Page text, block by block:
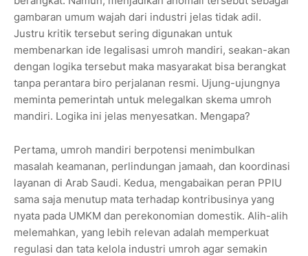
gambaran umum wajah dari industri jelas tidak adil.
Justru kritik tersebut sering digunakan untuk
membenarkan ide legalisasi umroh mandiri, seakan-akan
dengan logika tersebut maka masyarakat bisa berangkat
tanpa perantara biro perjalanan resmi. Ujung-ujungnya
meminta pemerintah untuk melegalkan skema umroh
mandiri. Logika ini jelas menyesatkan. Mengapa?
Pertama, umroh mandiri berpotensi menimbulkan
masalah keamanan, perlindungan jamaah, dan koordinasi
layanan di Arab Saudi. Kedua, mengabaikan peran PPIU
sama saja menutup mata terhadap kontribusinya yang
nyata pada UMKM dan perekonomian domestik. Alih-alih
melemahkan, yang lebih relevan adalah memperkuat
regulasi dan tata kelola industri umroh agar semakin